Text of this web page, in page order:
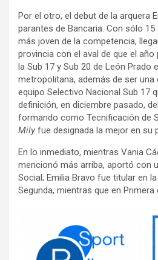
Por el otro, el debut de la arquera
parantes de Bancaria. Con sólo
más joven de la competencia,
provincia con el aval de que el
la Sub 17 y Sub 20 de León Prado
metropolitana, además de ser una
equipo Selectivo Nacional Sub 17
definición, en diciembre pasado,
formando como Tecnificación de
Mily fue designada la mejor en su
En lo inmediato, mientras Vania
mencionó más arriba, aportó con
Social; Emilia Bravo fue titular en
Segunda, mientras que en